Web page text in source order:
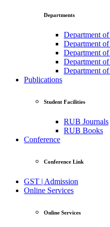
Departments
Department
Department
Department
Department
Department
Publications
Student Facilities
RUB Journals
RUB Books
Conference
Conference Link
GST | Admission
Online Services
Online Services